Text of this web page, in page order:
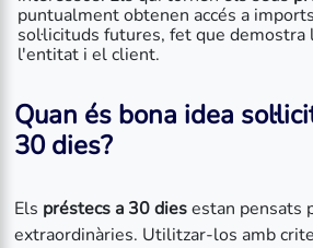
puntualment obtenen accés a
sol·licituds futures, fet que demostra
l'entitat i el client.
Quan és bona idea
30 dies?
Els préstecs a 30 diesestan pensats
extraordinàries. Utilitzar-los amb